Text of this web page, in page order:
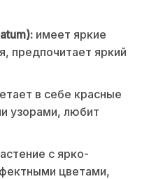
имеет яркие
предпочитает яркий
в себе красные
узорами, любит
с ярко-
цветами,